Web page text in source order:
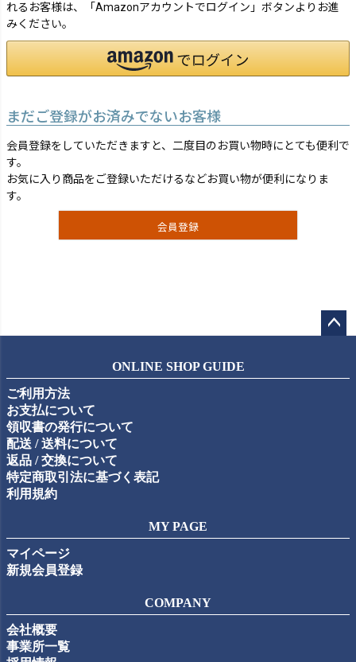
れるお客様は、「Amazonアカウントでログイン」ボタンよりお進
みください。
まだご登録がお済みでないお客様
会員登録をしていただきますと、二度目のお買い物時にとても便利で
す。
お気に入り商品をご登録いただけるなどお買い物が便利になりま
す。
会員登録
ップ
ONLINE SHOP GUIDE
ご利用方法
お支払について
領収書の発行について
配送 / 送料について
返品 / 交換について
特定商取引法に基づく表記
利用規約
MY PAGE
マイページ
新規会員登録
COMPANY
会社概要
事業所一覧